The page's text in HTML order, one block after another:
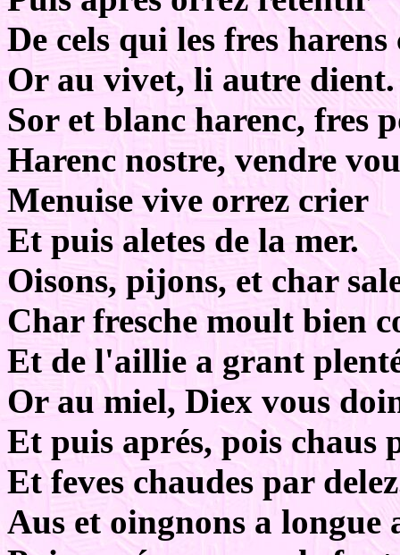
De cels qui les fres
Or au vivet, li autre dient.
Sor et blanc harenc, fres
Harenc nostre, vendre
Menuise vive orrez crier
Et puis aletes de la mer.
Oisons, pijons, et char
Char fresche moult bien
Et de l'aillie a grant
Or au miel, Diex vous
Et puis aprés, pois chaus
Et feves chaudes par
Aus et oingnons a longue